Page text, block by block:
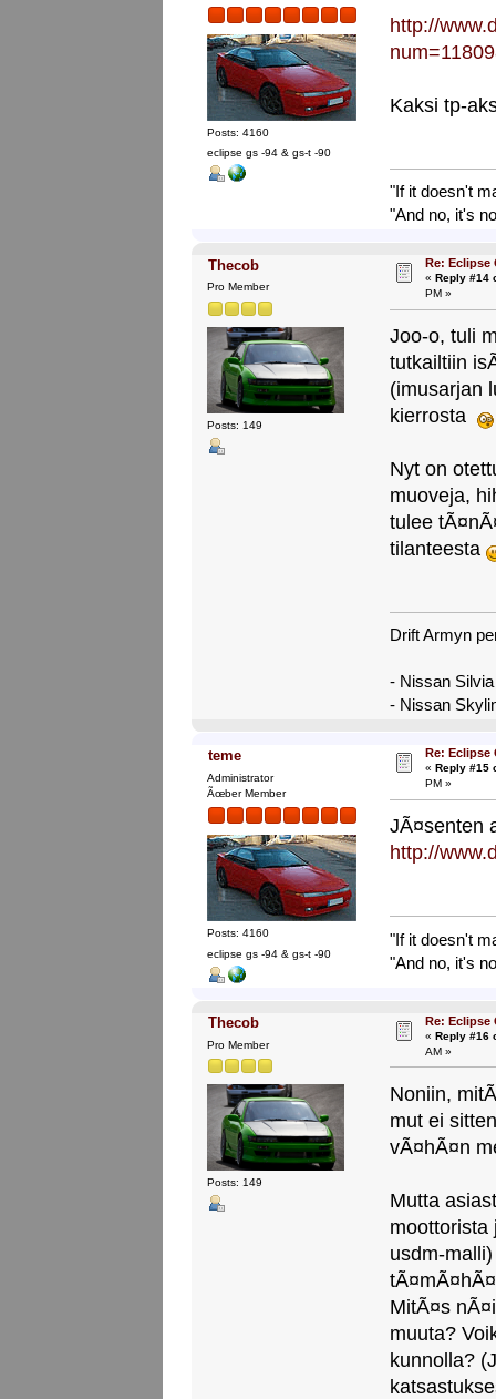
Posts: 4160
eclipse gs -94 & gs-t -90
http://
Kaksi tp-
"If it doesn't
"And no, it's
Thecob
Pro Member
Posts: 149
Re: Eclipse
« Reply #14
PM »
Joo-o, tuli
tutkailtiin
(imusarjan
kierrosta
Nyt on
muoveja,
tulee
tilanteesta
Drift Armyn
- Nissan
- Nissan
teme
Administrator
Ãœber Member
Posts: 4160
eclipse gs -94 & gs-t -90
Re: Eclipse
« Reply #15
PM »
JÃ¤senten
http://
"If it doesn't
"And no, it's
Thecob
Pro Member
Posts: 149
Re: Eclipse
« Reply #16
AM »
Noniin,
mut ei
vÃ¤hÃ¤n
Mutta
moottorista
usdm-
MitÃ¤s
muuta?
kunnolla?